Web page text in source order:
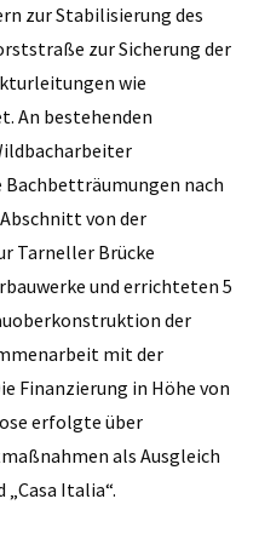
zur Stabilisierung des
zur Sicherung der
wie
An bestehenden
nach
von der
Tarneller Brücke
und errichteten 5
der
mit der
Finanzierung in Höhe von
erfolgte über
als Ausgleich
„Casa Italia“.